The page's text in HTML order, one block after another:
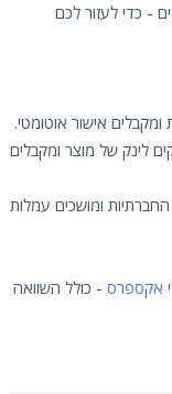
- כדי לעזור לכם
אישור אוטומטי.
לינק של מוצר ומקבלים
ומושכים עמלות
אקספרס - כולל השוואה